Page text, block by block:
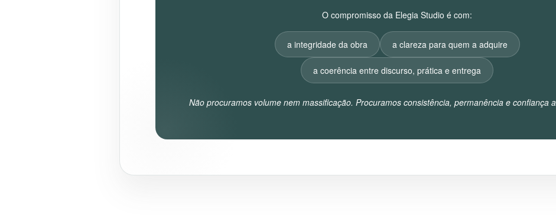
O compromisso da Elegia Studio é com:
a integridade da obra a clareza para quem a adquire
a coerência entre discurso, prática e entrega
Não procuramos volume nem massificação. Procuramos consistência, permanência e confiança